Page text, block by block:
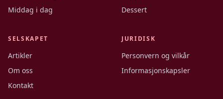
Middag i dag
Dessert
SELSKAPET
Artikler
Om oss
Kontakt
JURIDISK
Personvern og vilkår
Informasjonskapsler